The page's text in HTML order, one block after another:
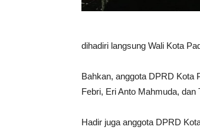
dihadiri langsung Wali Kota
Bahkan, anggota DPRD Kota
Febri, Eri Anto Mahmuda, dan
Hadir juga anggota DPRD